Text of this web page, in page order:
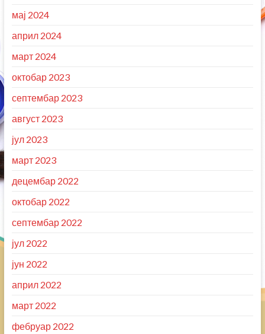
мај 2024
април 2024
март 2024
октобар 2023
септембар 2023
август 2023
јул 2023
март 2023
децембар 2022
октобар 2022
септембар 2022
јул 2022
јун 2022
април 2022
март 2022
фебруар 2022